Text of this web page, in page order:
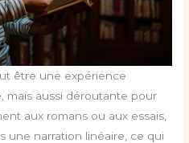
être une expérience
mais aussi déroutante pour
aux romans ou aux essais,
une narration linéaire, ce qui